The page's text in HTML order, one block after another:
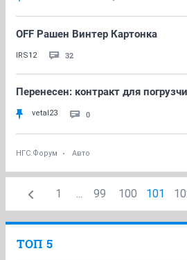
OFF Рашен Винтер Картонка
IRS12 32
Перенесен: контракт для
vetal23 0
НГС.Форум Авто
1 ... 99 100 101
ТОП 5